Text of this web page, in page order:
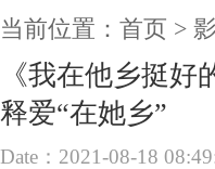
当前位置： 首页 >
《我在他乡挺
释爱“在她乡”
Date：2021-08-18